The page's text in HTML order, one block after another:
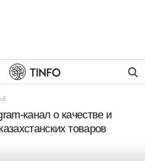
канал о качестве и
товаров